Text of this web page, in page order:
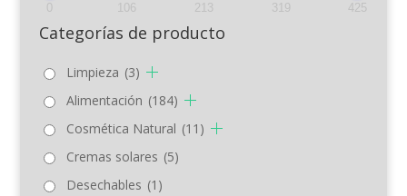
0 106 213 319 425
Categorías de producto
Limpieza (3)
Alimentación (184)
Cosmética Natural (11)
Cremas solares (5)
Desechables (1)